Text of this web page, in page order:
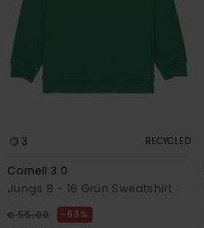
3 RECYCLED
Cornell 3.0
Jungs 8 - 16 Grün Sweatshirt
€ 55,00 63%